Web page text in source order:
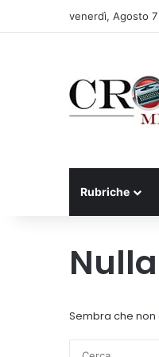
venerdì, Agosto
Rubriche
Sembra che non